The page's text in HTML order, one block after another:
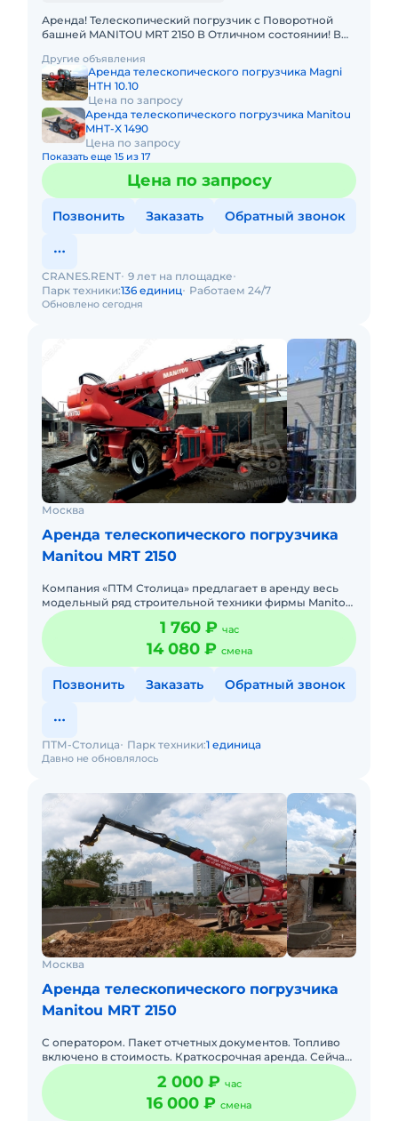
Аренда! Телескопический погрузчик с Поворотной
башней MANITOU MRT 2150 В Отличном состоянии! В
подъема
Другие объявления
Аренда телескопического погрузчика Magni
HTH 10.10
Цена по запросу
Аренда телескопического погрузчика Manitou
MHT-X 1490
Цена по запросу
Показать еще 15 из 17
Цена по запросу
Позвонить Заказать Обратный звонок
Обновлено сегодня
CRANES.RENT 9 лет на площадке
Парк техники:136 единиц Работаем 24/7
Москва
Аренда телескопического погрузчика
Manitou MRT 2150
Компания «ПТМ Столица» предлагает в аренду весь
модельный ряд строительной техники фирмы Manitou
(МАНИТУ). Мы работаем более 15 лет на рынке и
знаем этот рынок
1 760 ₽ час
14 080 ₽ смена
Позвонить Заказать Обратный звонок
Давно не обновлялось
ПТМ-Столица Парк техники:1 единица
Москва
Аренда телескопического погрузчика
Manitou MRT 2150
С оператором. Пакет отчетных документов. Топливо
включено в стоимость. Краткосрочная аренда. Сейчас
свободна.
2 000 ₽ час
16 000 ₽ смена